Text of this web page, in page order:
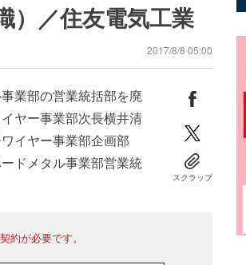
）／住友電気工業
2017/8/8 05:00
業部の営業統括部を廃
ヤー事業部次長横井清
イヤー事業部企画部
ドメタル事業部営業統
スクラップ
約が必要です。